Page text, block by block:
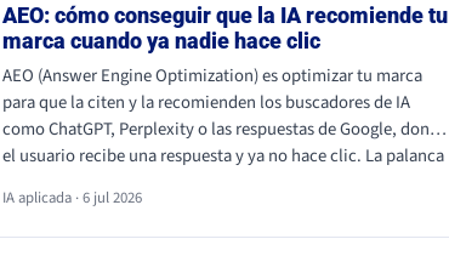
AEO: cómo conseguir que la IA recomiende tu
marca cuando ya nadie hace clic
AEO (Answer Engine Optimization) es optimizar tu marca
para que la citen y la recomienden los buscadores de IA
como ChatGPT, Perplexity o las respuestas de Google, donde
el usuario recibe una respuesta y ya no hace clic. La palanca
autoridad de terceros y demostrar experiencia real. Empieza
hoy, porque la IA ya decide a quién nombrar y a quién
IA aplicada · 6 jul 2026